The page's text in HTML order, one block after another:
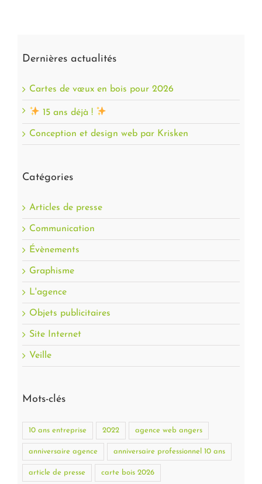
Dernières actualités
Cartes de vœux en bois pour 2026
15 ans déjà !
Conception et design web par Krisken
Catégories
Articles de presse
Communication
Évènements
Graphisme
L'agence
Objets publicitaires
Site Internet
Veille
Mots-clés
10 ans entreprise 2022 agence web angers
anniversaire agence anniversaire professionnel 10 ans
article de presse carte bois 2026